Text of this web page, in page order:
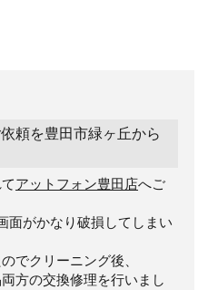
頼を豊田市緑ヶ丘から
アットフォン豊田店へご
面がかなり破損してしまい
でクリーニング後、
方の交換修理を行いまし